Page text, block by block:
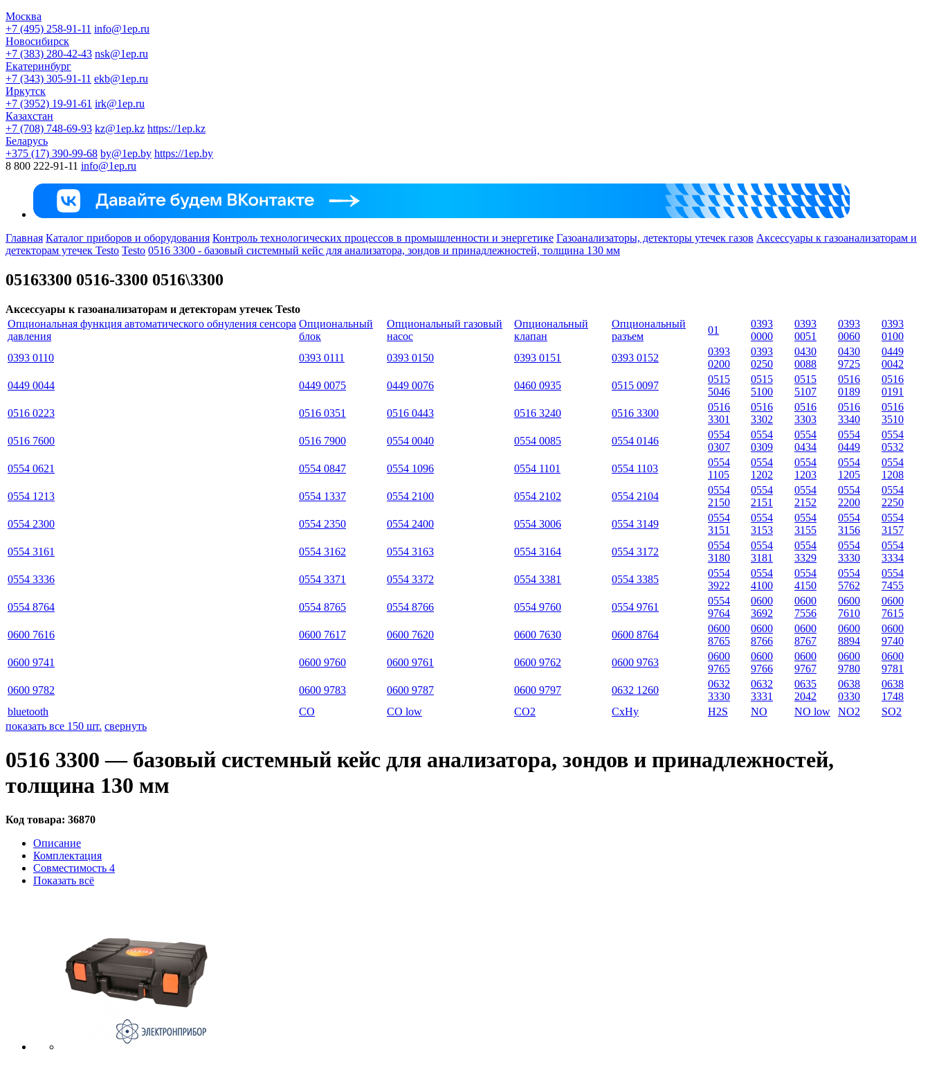
Москва
+7 (495) 258-91-11 info@1ep.ru
Новосибирск
+7 (383) 280-42-43 nsk@1ep.ru
Екатеринбург
+7 (343) 305-91-11 ekb@1ep.ru
Иркутск
+7 (3952) 19-91-61 irk@1ep.ru
Казахстан
+7 (708) 748-69-93 kz@1ep.kz https://1ep.kz
Беларусь
+375 (17) 390-99-68 by@1ep.by https://1ep.by
8 800 222-91-11 info@1ep.ru
Главная Каталог приборов и оборудования Контроль технологических процессов в промышленности и энергетике Газоанализаторы, детекторы утечек газов Аксессуары к газоанализаторам и
детекторам утечек Testo Testo 0516 3300 - базовый системный кейс для анализатора, зондов и принадлежностей, толщина 130 мм
05163300 0516-3300 0516\3300
Аксессуары к газоанализаторам и детекторам утечек Testo
Опциональная функция автоматического обнуления сенсора
давления
Опциональный
блок
Опциональный газовый
насос
Опциональный
клапан
Опциональный
разъем
01
0393
0000
0393
0051
0393
0060
0393
0100
0393 0110
0393 0111 0393 0150 0393 0151 0393 0152
0393
0200
0393
0250
0430
0088
0430
9725
0449
0042
0449 0044
0449 0075 0449 0076 0460 0935 0515 0097
0515
5046
0515
5100
0515
5107
0516
0189
0516
0191
0516 0223
0516 0351 0516 0443 0516 3240 0516 3300
0516
3301
0516
3302
0516
3303
0516
3340
0516
3510
0516 7600
0516 7900 0554 0040 0554 0085 0554 0146
0554
0307
0554
0309
0554
0434
0554
0449
0554
0532
0554 0621
0554 0847 0554 1096 0554 1101 0554 1103
0554
1105
0554
1202
0554
1203
0554
1205
0554
1208
0554 1213
0554 1337 0554 2100 0554 2102 0554 2104
0554
2150
0554
2151
0554
2152
0554
2200
0554
2250
0554 2300
0554 2350 0554 2400 0554 3006 0554 3149
0554
3151
0554
3153
0554
3155
0554
3156
0554
3157
0554 3161
0554 3162 0554 3163 0554 3164 0554 3172
0554
3180
0554
3181
0554
3329
0554
3330
0554
3334
0554 3336
0554 3371 0554 3372 0554 3381 0554 3385
0554
3922
0554
4100
0554
4150
0554
5762
0554
7455
0554 8764
0554 8765 0554 8766 0554 9760 0554 9761
0554
9764
0600
3692
0600
7556
0600
7610
0600
7615
0600 7616
0600 7617 0600 7620 0600 7630 0600 8764
0600
8765
0600
8766
0600
8767
0600
8894
0600
9740
0600 9741
0600 9760 0600 9761 0600 9762 0600 9763
0600
9765
0600
9766
0600
9767
0600
9780
0600
9781
0600 9782
0600 9783 0600 9787 0600 9797 0632 1260
0632
3330
0632
3331
0635
2042
0638
0330
0638
1748
bluetooth
CO CO low CO2 CxHy H2S NO NO low NO2
SO2
показать все 150 шт. свернуть
0516 3300 — базовый системный кейс для анализатора, зондов и принадлежностей,
толщина 130 мм
Код товара: 36870
Описание
Комплектация
Совместимость 4
Показать всё